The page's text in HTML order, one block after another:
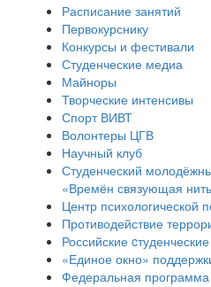
Расписание занятий
Первокурснику
Конкурсы и фестивали
Студенческие медиа
Майноры
Творческие интенсивы
Спорт ВИВТ
Волонтеры ЦГВ
Научный клуб
Студенческий
«Времён связующая
Центр психологической
Противодействие
Российские
«Единое окно»
Федеральная